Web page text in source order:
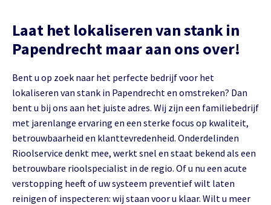
Laat het lokaliseren van stank in
Papendrecht maar aan ons over!
Bent u op zoek naar het perfecte bedrijf voor het
lokaliseren van stank in Papendrecht en omstreken? Dan
bent u bij ons aan het juiste adres. Wij zijn een familiebedrijf
met jarenlange ervaring en een sterke focus op kwaliteit,
betrouwbaarheid en klanttevredenheid. Onderdelinden
Rioolservice denkt mee, werkt snel en staat bekend als een
betrouwbare rioolspecialist in de regio. Of u nu een acute
verstopping heeft of uw systeem preventief wilt laten
reinigen of inspecteren: wij staan voor u klaar. Wilt u meer